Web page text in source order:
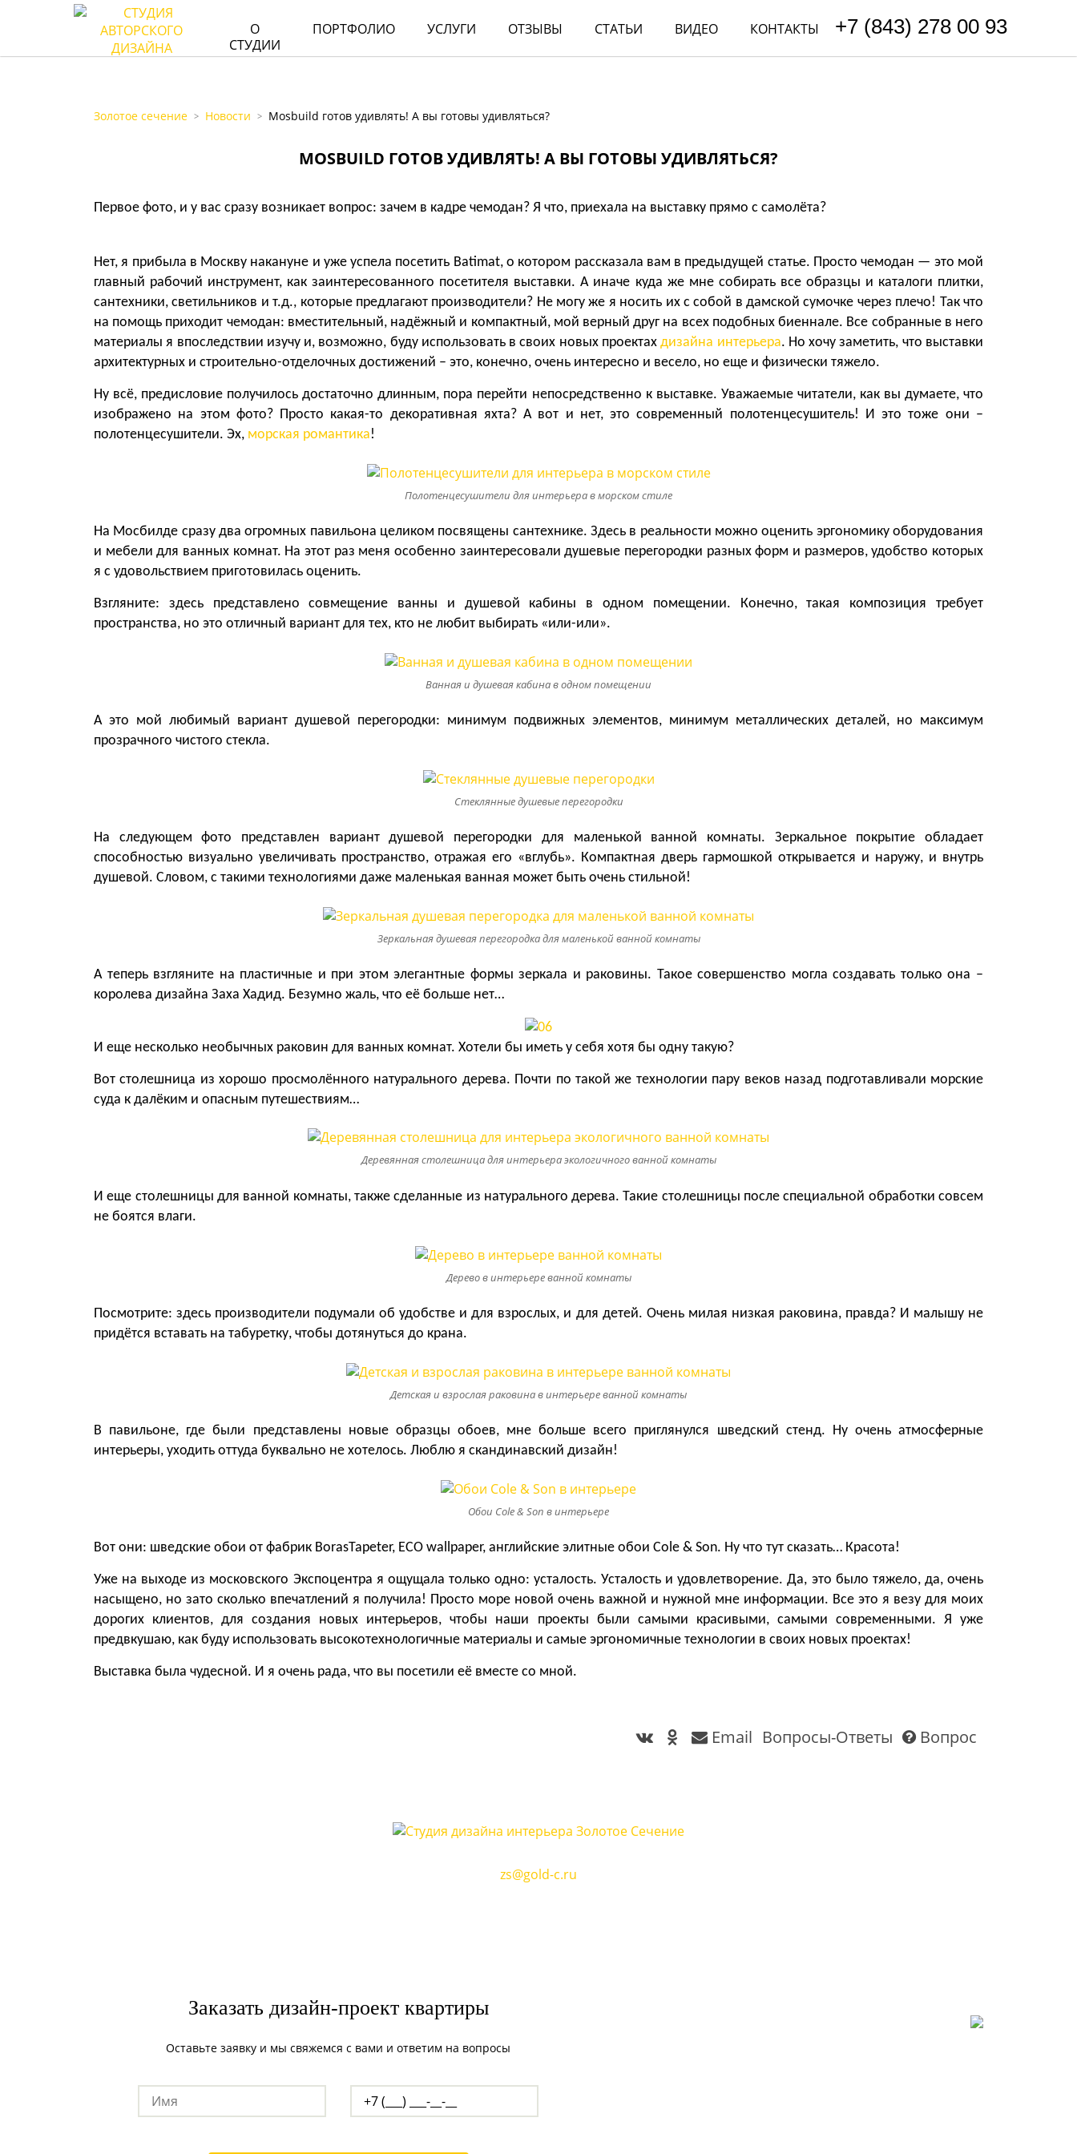
О
СТУДИИ
ПОРТФОЛИО УСЛУГИ ОТЗЫВЫ СТАТЬИ ВИДЕО КОНТАКТЫ +7 (843) 278 00 93
Золотое сечение > Новости > Mosbuild готов удивлять! А вы готовы удивляться?
MOSBUILD ГОТОВ УДИВЛЯТЬ! А ВЫ ГОТОВЫ УДИВЛЯТЬСЯ?
Первое фото, и у вас сразу возникает вопрос: зачем в кадре чемодан? Я что, приехала на выставку прямо с самолёта?
Нет, я прибыла в Москву накануне и уже успела посетить Batimat, о котором рассказала вам в предыдущей статье. Просто чемодан — это мой
главный рабочий инструмент, как заинтересованного посетителя выставки. А иначе куда же мне собирать все образцы и каталоги плитки,
сантехники, светильников и т.д., которые предлагают производители? Не могу же я носить их с собой в дамской сумочке через плечо! Так что
на помощь приходит чемодан: вместительный, надёжный и компактный, мой верный друг на всех подобных биеннале. Все собранные в него
материалы я впоследствии изучу и, возможно, буду использовать в своих новых проектахдизайна интерьера. Но хочу заметить, что выставки
архитектурных и строительно-отделочных достижений – это, конечно, очень интересно и весело, но еще и физически тяжело.
Ну всё, предисловие получилось достаточно длинным, пора перейти непосредственно к выставке. Уважаемые читатели, как вы думаете, что
изображено на этом фото? Просто какая-то декоративная яхта? А вот и нет, это современный полотенцесушитель! И это тоже они –
полотенцесушители. Эх, морская романтика!
Полотенцесушители для интерьера в морском стиле
На Мосбилде сразу два огромных павильона целиком посвящены сантехнике. Здесь в реальности можно оценить эргономику оборудования
и мебели для ванных комнат. На этот раз меня особенно заинтересовали душевые перегородки разных форм и размеров, удобство которых
я с удовольствием приготовилась оценить.
Взгляните: здесь представлено совмещение ванны и душевой кабины в одном помещении. Конечно, такая композиция требует
пространства, но это отличный вариант для тех, кто не любит выбирать «или-или».
Ванная и душевая кабина в одном помещении
А это мой любимый вариант душевой перегородки: минимум подвижных элементов, минимум металлических деталей, но максимум
прозрачного чистого стекла.
Стеклянные душевые перегородки
На следующем фото представлен вариант душевой перегородки для маленькой ванной комнаты. Зеркальное покрытие обладает
способностью визуально увеличивать пространство, отражая его «вглубь». Компактная дверь гармошкой открывается и наружу, и внутрь
душевой. Словом, с такими технологиями даже маленькая ванная может быть очень стильной!
Зеркальная душевая перегородка для маленькой ванной комнаты
А теперь взгляните на пластичные и при этом элегантные формы зеркала и раковины. Такое совершенство могла создавать только она –
королева дизайна Заха Хадид. Безумно жаль, что её больше нет…
И еще несколько необычных раковин для ванных комнат. Хотели бы иметь у себя хотя бы одну такую?
Вот столешница из хорошо просмолённого натурального дерева. Почти по такой же технологии пару веков назад подготавливали морские
суда к далёким и опасным путешествиям…
Деревянная столешница для интерьера экологичного ванной комнаты
И еще столешницы для ванной комнаты, также сделанные из натурального дерева. Такие столешницы после специальной обработки совсем
не боятся влаги.
Дерево в интерьере ванной комнаты
Посмотрите: здесь производители подумали об удобстве и для взрослых, и для детей. Очень милая низкая раковина, правда? И малышу не
придётся вставать на табуретку, чтобы дотянуться до крана.
Детская и взрослая раковина в интерьере ванной комнаты
В павильоне, где были представлены новые образцы обоев, мне больше всего приглянулся шведский стенд. Ну очень атмосферные
интерьеры, уходить оттуда буквально не хотелось. Люблю я скандинавский дизайн!
Обои Cole & Son в интерьере
Вот они: шведские обои от фабрик BorasTapeter, ECO wallpaper, английские элитные обои Cole & Son. Ну что тут сказать… Красота!
Уже на выходе из московского Экспоцентра я ощущала только одно: усталость. Усталость и удовлетворение. Да, это было тяжело, да, очень
насыщено, но зато сколько впечатлений я получила! Просто море новой очень важной и нужной мне информации. Все это я везу для моих
дорогих клиентов, для создания новых интерьеров, чтобы наши проекты были самыми красивыми, самыми современными. Я уже
предвкушаю, как буду использовать высокотехнологичные материалы и самые эргономичные технологии в своих новых проектах!
Выставка была чудесной. И я очень рада, что вы посетили её вместе со мной.
Email Вопросы-Ответы Вопрос
zs@gold-c.ru
Заказать дизайн-проект квартиры
Оставьте заявку и мы свяжемся с вами и ответим на вопросы